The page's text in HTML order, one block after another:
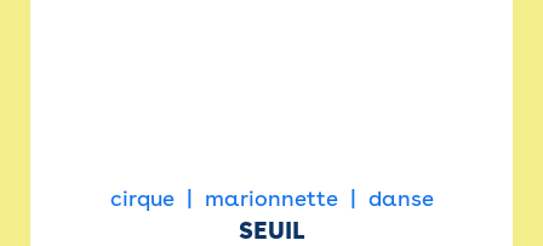
cirque marionnette danse
SEUIL